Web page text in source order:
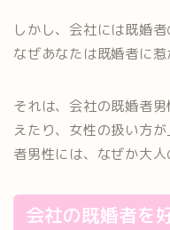
しかし、会社には既婚
なぜあなたは既婚者に
それは、会社の既婚者
えたり、女性の扱い方
者男性には、なぜか大
会社の既婚者を